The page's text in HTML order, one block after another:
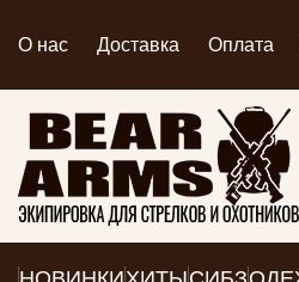
О нас Доставка Оплата